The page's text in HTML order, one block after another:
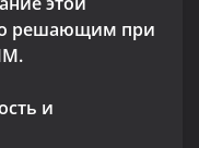
решающим при
и